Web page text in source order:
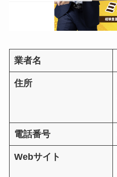
業者名
住所
電話番号
Webサイト